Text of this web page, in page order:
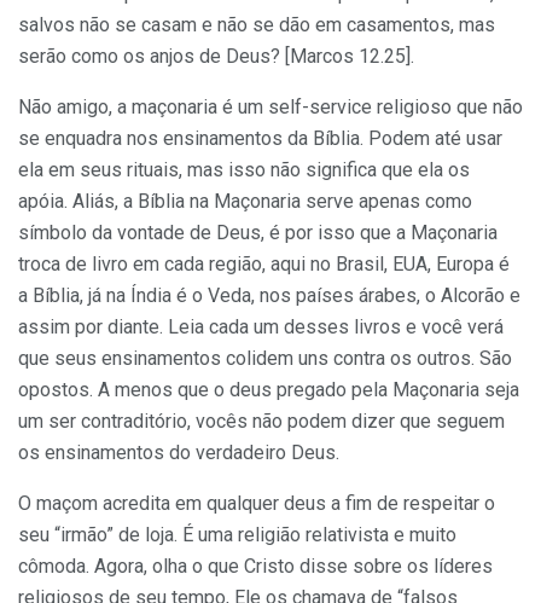
salvos não se casam e não se dão em casamentos, mas
serão como os anjos de Deus? [Marcos 12.25].
Não amigo, a maçonaria é um self-service religioso que não
se enquadra nos ensinamentos da Bíblia. Podem até usar
ela em seus rituais, mas isso não significa que ela os
apóia. Aliás, a Bíblia na Maçonaria serve apenas como
símbolo da vontade de Deus, é por isso que a Maçonaria
troca de livro em cada região, aqui no Brasil, EUA, Europa é
a Bíblia, já na Índia é o Veda, nos países árabes, o Alcorão e
assim por diante. Leia cada um desses livros e você verá
que seus ensinamentos colidem uns contra os outros. São
opostos. A menos que o deus pregado pela Maçonaria seja
um ser contraditório, vocês não podem dizer que seguem
os ensinamentos do verdadeiro Deus.
O maçom acredita em qualquer deus a fim de respeitar o
seu “irmão” de loja. É uma religião relativista e muito
cômoda. Agora, olha o que Cristo disse sobre os líderes
religiosos de seu tempo, Ele os chamava de “falsos